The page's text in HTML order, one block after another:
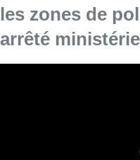
les zones de
arrêté
fusion. Pour lui, cela
beaucoup plus efficace